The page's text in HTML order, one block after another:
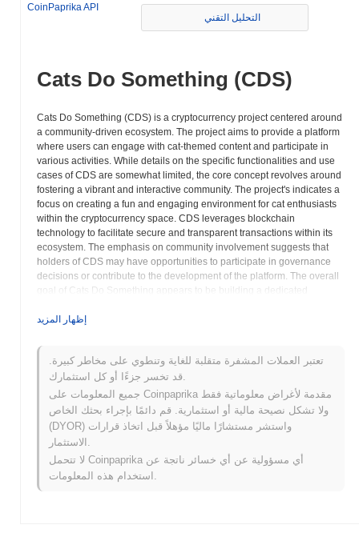
CoinPaprika API
التحليل التقني
Cats Do Something (CDS)
Cats Do Something (CDS) is a cryptocurrency project centered around
a community-driven ecosystem. The project aims to provide a platform
where users can engage with cat-themed content and participate in
various activities. While details on the specific functionalities and use
cases of CDS are somewhat limited, the core concept revolves around
fostering a vibrant and interactive community. The project's indicates a
focus on creating a fun and engaging environment for cat enthusiasts
within the cryptocurrency space. CDS leverages blockchain
technology to facilitate secure and transparent transactions within its
ecosystem. The emphasis on community involvement suggests that
holders of CDS may have opportunities to participate in governance
decisions or contribute to the development of the platform. The overall
goal of Cats Do Something appears to be building a dedicated
cryptocurrency to connect individuals and create a unique online
whitepaper, if available, would provide deeper insights into its long-
term vision and planned developments. The success of CDS will likely
depend on its ability to cultivate a strong and active community, as well
as its capacity to deliver on its promises of engaging content and
interactive features. As with any cryptocurrency investment, potential
users should conduct thorough research and assess their risk
tolerance before participating in the Cats Do Something ecosystem.
The project's focus on community and shared interest highlights the
growing trend of niche cryptocurrencies catering to specific hobbies
and passions.
إظهار المزيد
تعتبر العملات المشفرة متقلبة للغاية وتنطوي على مخاطر كبيرة.
قد تخسر جزءًا أو كل استثمارك.
جميع المعلومات على Coinpaprika مقدمة لأغراض معلوماتية فقط
ولا تشكل نصيحة مالية أو استثمارية. قم دائمًا بإجراء بحثك الخاص
(DYOR) واستشر مستشارًا ماليًا مؤهلاً قبل اتخاذ قرارات
لا تتحمل Coinpaprika أي مسؤولية عن أي خسائر ناتجة عن